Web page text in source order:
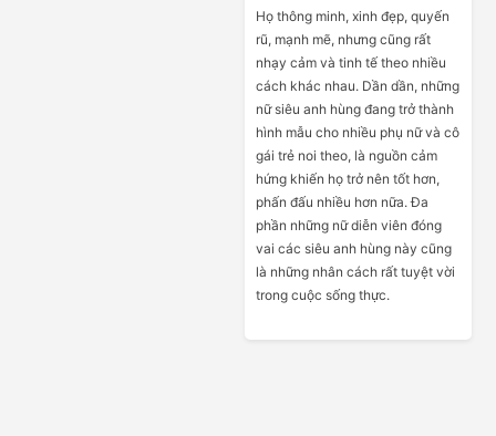
Họ thông minh, xinh đẹp, quyến
rũ, mạnh mẽ, nhưng cũng rất
nhạy cảm và tinh tế theo nhiều
cách khác nhau. Dần dần, những
nữ siêu anh hùng đang trở thành
hình mẫu cho nhiều phụ nữ và cô
gái trẻ noi theo, là nguồn cảm
hứng khiến họ trở nên tốt hơn,
phấn đấu nhiều hơn nữa. Đa
phần những nữ diễn viên đóng
vai các siêu anh hùng này cũng
là những nhân cách rất tuyệt vời
trong cuộc sống thực.